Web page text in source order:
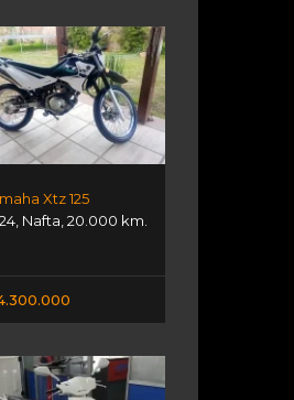
Xtz 125
Nafta ,20.000 km.